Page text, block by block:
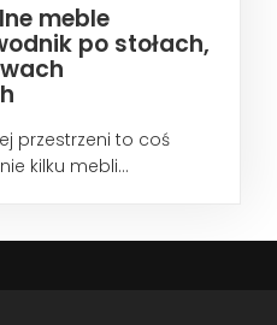
meble
po stołach,
przestrzeni to coś
kilku mebli...